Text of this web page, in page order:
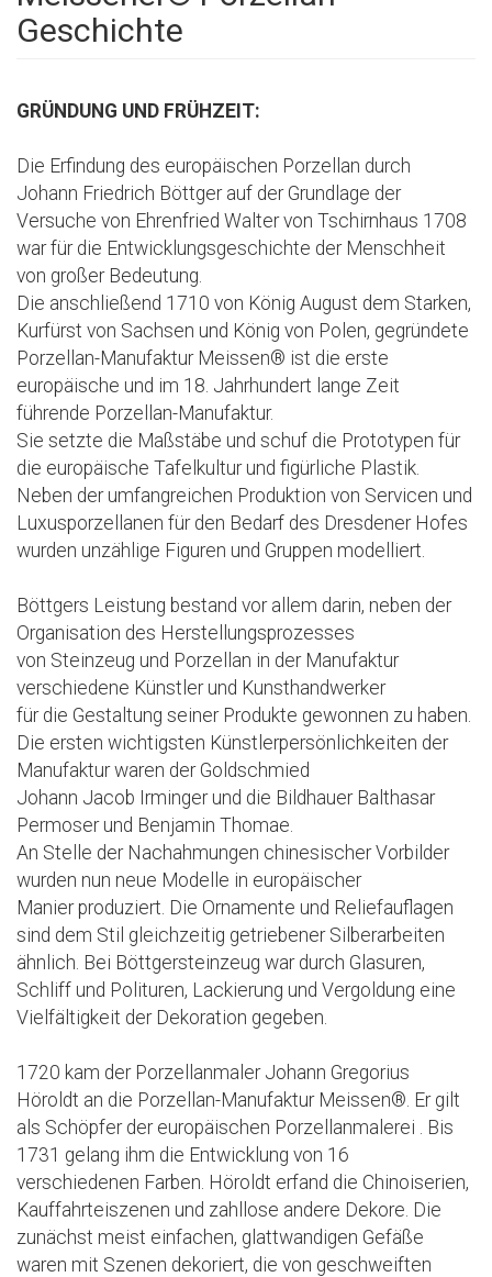
Geschichte
GRÜNDUNG UND FRÜHZEIT:
Die Erfindung des europäischen Porzellan durch
Johann Friedrich Böttger auf der Grundlage der
Versuche von Ehrenfried Walter von Tschirnhaus 1708
war für die Entwicklungsgeschichte der Menschheit
von großer Bedeutung.
Die anschließend 1710 von König August dem Starken,
Kurfürst von Sachsen und König von Polen, gegründete
Porzellan-Manufaktur Meissen® ist die erste
europäische und im 18. Jahrhundert lange Zeit
führende Porzellan-Manufaktur.
Sie setzte die Maßstäbe und schuf die Prototypen für
die europäische Tafelkultur und figürliche Plastik.
Neben der umfangreichen Produktion von Servicen und
Luxusporzellanen für den Bedarf des Dresdener Hofes
wurden unzählige Figuren und Gruppen modelliert.
Böttgers Leistung bestand vor allem darin, neben der
Organisation des Herstellungsprozesses
von Steinzeug und Porzellan in der Manufaktur
verschiedene Künstler und Kunsthandwerker
für die Gestaltung seiner Produkte gewonnen zu haben.
Die ersten wichtigsten Künstlerpersönlichkeiten der
Manufaktur waren der Goldschmied
Johann Jacob Irminger und die Bildhauer Balthasar
Permoser und Benjamin Thomae.
An Stelle der Nachahmungen chinesischer Vorbilder
wurden nun neue Modelle in europäischer
Manier produziert. Die Ornamente und Reliefauflagen
sind dem Stil gleichzeitig getriebener Silberarbeiten
ähnlich. Bei Böttgersteinzeug war durch Glasuren,
Schliff und Polituren, Lackierung und Vergoldung eine
Vielfältigkeit der Dekoration gegeben.
1720 kam der Porzellanmaler Johann Gregorius
Höroldt an die Porzellan-Manufaktur Meissen®. Er gilt
als Schöpfer der europäischen Porzellanmalerei . Bis
1731 gelang ihm die Entwicklung von 16
verschiedenen Farben. Höroldt erfand die Chinoiserien,
Kauffahrteiszenen und zahllose andere Dekore. Die
zunächst meist einfachen, glattwandigen Gefäße
waren mit Szenen dekoriert, die von geschweiften